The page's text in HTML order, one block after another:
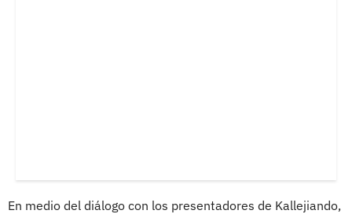
En medio del diálogo con los presentadores de Kallejiando,